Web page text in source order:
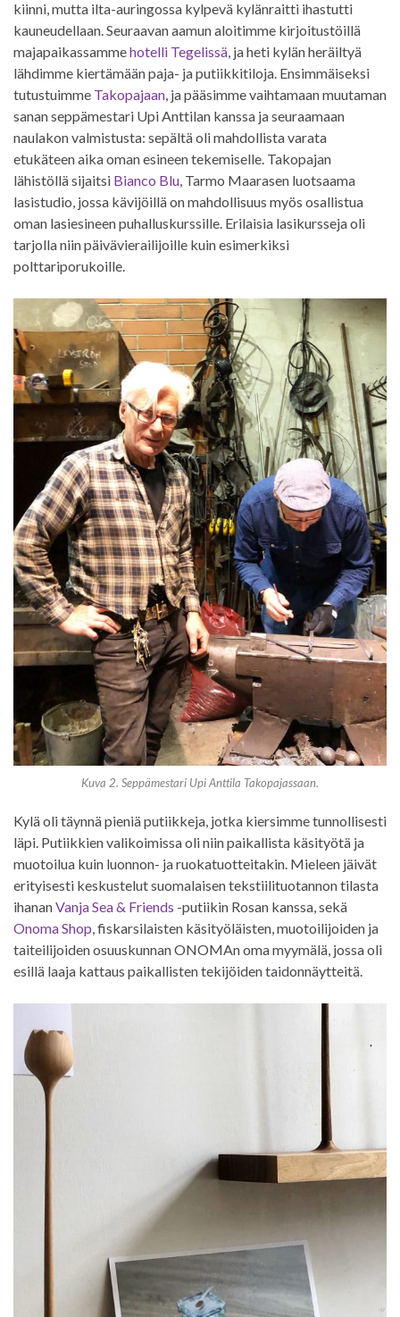
kiinni, mutta ilta-auringossa kylpevä kylänraitti ihastutti
kauneudellaan. Seuraavan aamun aloitimme kirjoitustöillä
majapaikassammehotelli Tegelissä, ja heti kylän heräiltyä
lähdimme kiertämään paja- ja putiikkitiloja. Ensimmäiseksi
tutustuimme Takopajaan, ja pääsimme vaihtamaan muutaman
sanan seppämestari Upi Anttilan kanssa ja seuraamaan
naulakon valmistusta: sepältä oli mahdollista varata
etukäteen aika oman esineen tekemiselle. Takopajan
lähistöllä sijaitsi Bianco Blu, Tarmo Maarasen luotsaama
lasistudio, jossa kävijöillä on mahdollisuus myös osallistua
oman lasiesineen puhalluskurssille. Erilaisia lasikursseja oli
tarjolla niin päivävierailijoille kuin esimerkiksi
polttariporukoille.
Kuva 2. Seppämestari Upi Anttila Takopajassaan.
Kylä oli täynnä pieniä putiikkeja, jotka kiersimme tunnollisesti
läpi. Putiikkien valikoimissa oli niin paikallista käsityötä ja
muotoilua kuin luonnon- ja ruokatuotteitakin. Mieleen jäivät
erityisesti keskustelut suomalaisen tekstiilituotannon tilasta
ihananVanja Sea & Friends -putiikin Rosan kanssa, sekä
Onoma Shop , fiskarsilaisten käsityöläisten, muotoilijoiden ja
taiteilijoiden osuuskunnan ONOMAn oma myymälä, jossa oli
esillä laaja kattaus paikallisten tekijöiden taidonnäytteitä.